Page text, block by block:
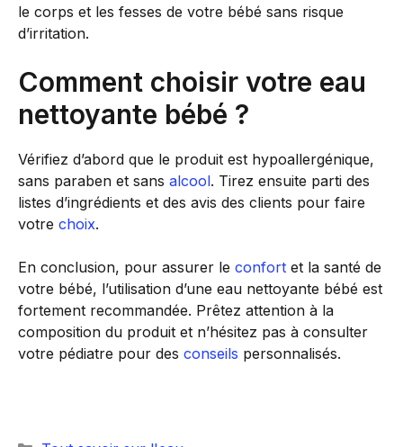
le corps et les fesses de votre bébé sans risque
d’irritation.
Comment choisir votre eau
nettoyante bébé ?
Vérifiez d’abord que le produit est hypoallergénique,
sans paraben et sans alcool. Tirez ensuite parti des
listes d’ingrédients et des avis des clients pour faire
votre choix.
En conclusion, pour assurer le confort et la santé de
votre bébé, l’utilisation d’une eau nettoyante bébé est
fortement recommandée. Prêtez attention à la
composition du produit et n’hésitez pas à consulter
votre pédiatre pour des conseils personnalisés.